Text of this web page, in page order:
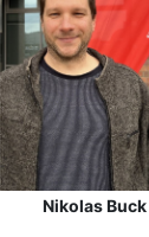
Nikolas Buck